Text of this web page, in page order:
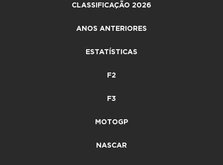
CLASSIFICAÇÃO 2026
ANOS ANTERIORES
ESTATÍSTICAS
F2
F3
MOTOGP
NASCAR